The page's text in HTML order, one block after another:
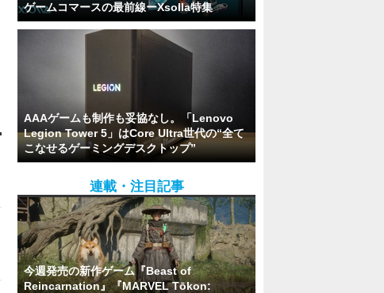
ゲームコマースの最前線ーXsolla特集
AAAゲームも制作も妥協なし。「Lenovo
Legion Tower 5」はCore Ultra世代の“全て
こなせるゲーミングデスクトップ”
連載・注目記事
今週発売の新作ゲーム『Beast of
Reincarnation』『MARVEL Tōkon: